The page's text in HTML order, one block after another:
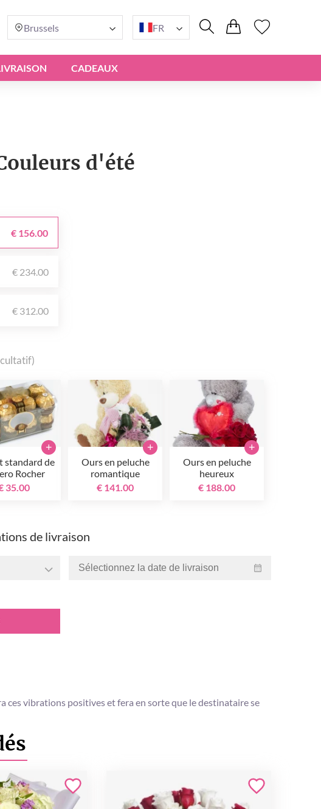
Brussels FR
CADEAUX
d'été
€ 156.00
€ 234.00
€ 312.00
standard de
Rocher
35.00
+
Ours en peluche
romantique
€ 141.00
+
Ours en peluche
heureux
€ 188.00
+
de livraison
ces vibrations positives et fera en sorte que le destinataire se